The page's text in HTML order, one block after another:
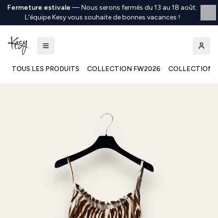
Fermeture estivale —Nous serons fermés du 13 au 18 août.
L'équipe Kesy vous souhaite de bonnes vacances !
TOUS LES PRODUITS COLLECTION FW2026 COLLECTION